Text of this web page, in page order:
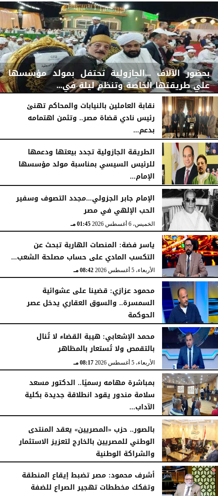
بحضور الآلاف ...الجازولية تحتفل بمولد مؤسسها
علي طريقتها الخاصة وتنظم ليلة في...
اليومالجمعة، 7 أغسطس 2026 11:31 صـ
نقابة العاملين بالنيابات والمحاكم تهنئ
رئيس نادي قضاة مصر.. وتثمن اهتمامه
بدعم...
الخميس، 6 أغسطس 2026
الطريقة الجازولية تجدد بيعتها ودعمها
للرئيس السيسي بمناسبة مولد مؤسسها
الإمام...
الخميس، 6 أغسطس 2026
الإمام جابر الجزولي...مجدد التصوف وسفير
الحب الإلهي في مصر
الخميس، 6 أغسطس 2026 01:45 مـ
ياسر فضة: المنصات الهاربة تبحث عن
التكسب المادي على حساب مصلحة الشعب...
الأربعاء، 5 أغسطس 2026 08:42 مـ
محمود عزازي: قضينا على عشوائية
السمسرة.. والسوق العقاري يدخل عصر
الحوكمة
الأربعاء، 5 أغسطس 2026
محمد الإشعابي: هيبة القضاء لا تُنال
بالتقمص ولا تُستعار بالمظاهر
الأربعاء، 5 أغسطس 2026 08:17 مـ
بمباشرة مهامه رسميًا.. الدكتور مسعد
سلامة مندور يقود انطلاقة جديدة بكلية
الآداب...
الأربعاء، 5 أغسطس 2026
بالصور.. حزب «المصريين» يعقد المنتدى
الوطني للمصريين بالخارج لتعزيز الاستثمار
والشراكة الوطنية
الثلاثاء، 4 أغسطس 2026
أشرف محمود: مصر تضبط إيقاع المنطقة
وتفكك مخططات تهجير الصراع للضفة